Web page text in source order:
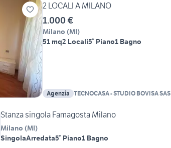
2 LOCALI A MILANO
1.000 €
Milano (MI)
51 mq2 Locali5° Piano1 Bagno
Agenzia TECNOCASA - STUDIO BOVISA SAS
Stanza singola Famagosta Milano
Milano (MI)
SingolaArredata5° Piano1 Bagno